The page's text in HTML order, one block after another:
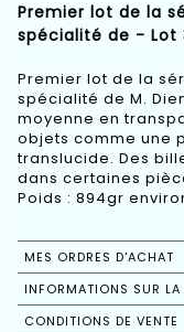
Premier lot de la
spécialité de - Lot
Premier lot de la
spécialité de M.
moyenne en
objets comme une
translucide. Des
dans certaines
Poids : 894gr
MES ORDRES D'ACHAT
INFORMATIONS SUR LA
CONDITIONS DE VENTE